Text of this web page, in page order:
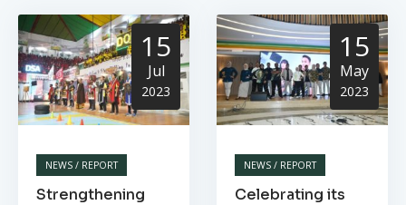
15
Jul
2023
NEWS / REPORT
Strengthening
15
May
2023
NEWS / REPORT
Celebrating its